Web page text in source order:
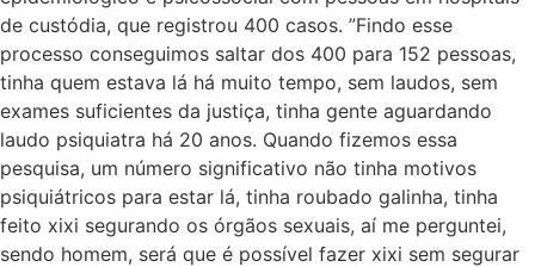
de custódia, que registrou 400 casos. ”Findo esse
processo conseguimos saltar dos 400 para 152 pessoas,
tinha quem estava lá há muito tempo, sem laudos, sem
exames suficientes da justiça, tinha gente aguardando
laudo psiquiatra há 20 anos. Quando fizemos essa
pesquisa, um número significativo não tinha motivos
psiquiátricos para estar lá, tinha roubado galinha, tinha
feito xixi segurando os órgãos sexuais, aí me perguntei,
sendo homem, será que é possível fazer xixi sem segurar